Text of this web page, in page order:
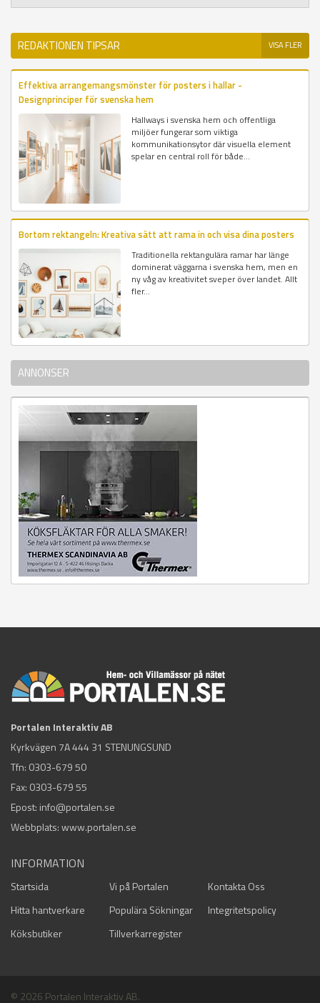
REDAKTIONEN TIPSAR VISA FLER
Effektiva arrangemangsmönster för posters i hallar -
Designprinciper för svenska hem
Hallways i svenska hem och offentliga
miljöer fungerar som viktiga
kommunikationsytor där visuella element
spelar en central roll för både...
Bortom rektangeln: Kreativa sätt att rama in och visa dina posters
Traditionella rektangulära ramar har länge
dominerat väggarna i svenska hem, men en
ny våg av kreativitet sveper över landet. Allt
fler...
ANNONSER
Portalen Interaktiv AB
Kyrkvägen 7A 444 31 STENUNGSUND
Tfn: 0303-679 50
Fax: 0303-679 55
Epost: info@portalen.se
Webbplats: www.portalen.se
INFORMATION
Startsida Vi på Portalen
Kontakta Oss
Hitta hantverkare
Populära Sökningar
Integritetspolicy
Köksbutiker
Tillverkarregister
© 2026 Portalen Interaktiv AB.